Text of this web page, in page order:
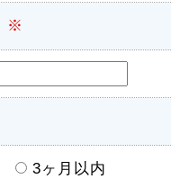
※
3ヶ月以内